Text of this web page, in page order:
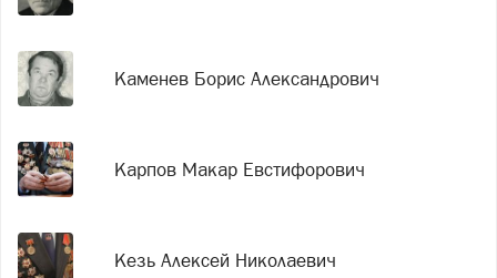
Каменев Борис Александрович
Карпов Макар Евстифорович
Кезь Алексей Николаевич